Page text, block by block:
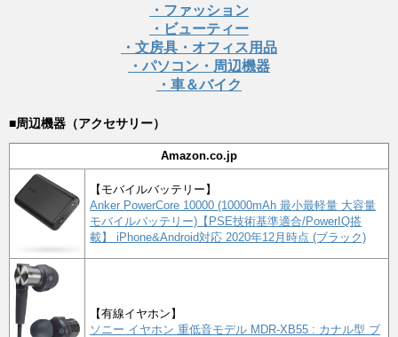
・ファッション
・ビューティー
・文房具・オフィス用品
・パソコン・周辺機器
・車＆バイク
■周辺機器（アクセサリー）
Amazon.co.jp
【モバイルバッテリー】
Anker PowerCore 10000 (10000mAh 最小最軽量 大容量
モバイルバッテリー)【PSE技術基準適合/PowerIQ搭
載】 iPhone&Android対応 2020年12月時点 (ブラック)
【有線イヤホン】
ソニー イヤホン 重低音モデル MDR-XB55 : カナル型 ブ